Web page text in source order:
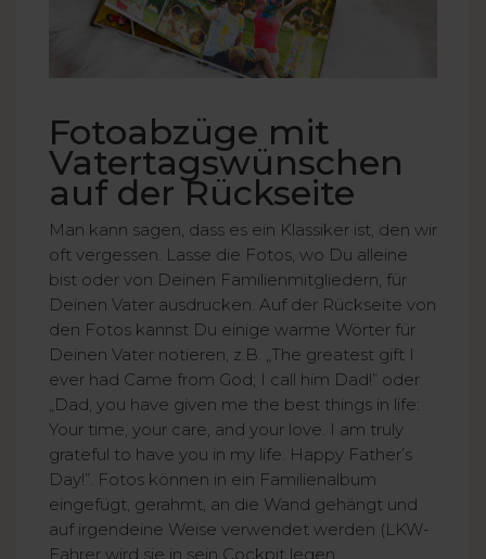
Fotoabzüge mit
Vatertagswünschen
auf der Rückseite
Man kann sagen, dass es ein Klassiker ist, den wir
oft vergessen. Lasse die Fotos, wo Du alleine
bist oder von Deinen Familienmitgliedern, für
Deinen Vater ausdrucken. Auf der Rückseite von
den Fotos kannst Du einige warme Wörter für
Deinen Vater notieren, z.B. „The greatest gift I
ever had Came from God; I call him Dad!” oder
„Dad, you have given me the best things in life:
Your time, your care, and your love. I am truly
grateful to have you in my life. Happy Father’s
Day!”. Fotos können in ein Familienalbum
eingefügt, gerahmt, an die Wand gehängt und
auf irgendeine Weise verwendet werden (LKW-
Fahrer wird sie in sein Cockpit legen,